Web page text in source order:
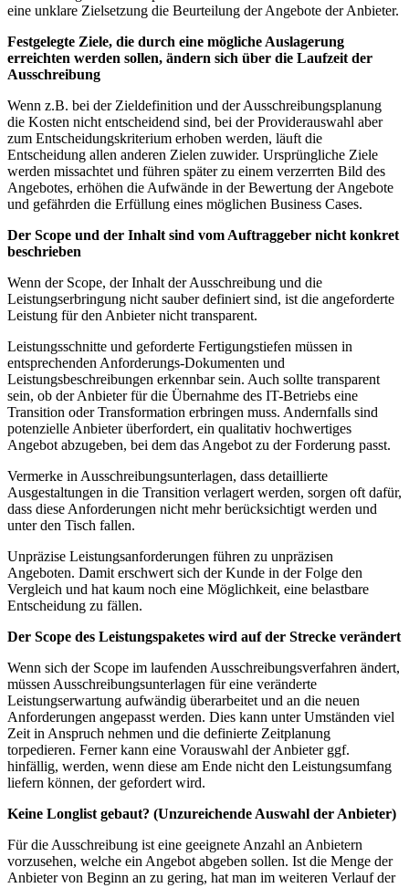
eine unklare Zielsetzung die Beurteilung der Angebote der Anbieter.
Festgelegte Ziele, die durch eine mögliche Auslagerung
erreichten werden sollen, ändern sich über die Laufzeit der
Ausschreibung
Wenn z.B. bei der Zieldefinition und der Ausschreibungsplanung
die Kosten nicht entscheidend sind, bei der Providerauswahl aber
zum Entscheidungskriterium erhoben werden, läuft die
Entscheidung allen anderen Zielen zuwider. Ursprüngliche Ziele
werden missachtet und führen später zu einem verzerrten Bild des
Angebotes, erhöhen die Aufwände in der Bewertung der Angebote
und gefährden die Erfüllung eines möglichen Business Cases.
Der Scope und der Inhalt sind vom Auftraggeber nicht konkret
beschrieben
Wenn der Scope, der Inhalt der Ausschreibung und die
Leistungserbringung nicht sauber definiert sind, ist die angeforderte
Leistung für den Anbieter nicht transparent.
Leistungsschnitte und geforderte Fertigungstiefen müssen in
entsprechenden Anforderungs-Dokumenten und
Leistungsbeschreibungen erkennbar sein. Auch sollte transparent
sein, ob der Anbieter für die Übernahme des IT-Betriebs eine
Transition oder Transformation erbringen muss. Andernfalls sind
potenzielle Anbieter überfordert, ein qualitativ hochwertiges
Angebot abzugeben, bei dem das Angebot zu der Forderung passt.
Vermerke in Ausschreibungsunterlagen, dass detaillierte
Ausgestaltungen in die Transition verlagert werden, sorgen oft dafür,
dass diese Anforderungen nicht mehr berücksichtigt werden und
unter den Tisch fallen.
Unpräzise Leistungsanforderungen führen zu unpräzisen
Angeboten. Damit erschwert sich der Kunde in der Folge den
Vergleich und hat kaum noch eine Möglichkeit, eine belastbare
Entscheidung zu fällen.
Der Scope des Leistungspaketes wird auf der Strecke verändert
Wenn sich der Scope im laufenden Ausschreibungsverfahren ändert,
müssen Ausschreibungsunterlagen für eine veränderte
Leistungserwartung aufwändig überarbeitet und an die neuen
Anforderungen angepasst werden. Dies kann unter Umständen viel
Zeit in Anspruch nehmen und die definierte Zeitplanung
torpedieren. Ferner kann eine Vorauswahl der Anbieter ggf.
hinfällig, werden, wenn diese am Ende nicht den Leistungsumfang
liefern können, der gefordert wird.
Keine Longlist gebaut? (Unzureichende Auswahl der Anbieter)
Für die Ausschreibung ist eine geeignete Anzahl an Anbietern
vorzusehen, welche ein Angebot abgeben sollen. Ist die Menge der
Anbieter von Beginn an zu gering, hat man im weiteren Verlauf der